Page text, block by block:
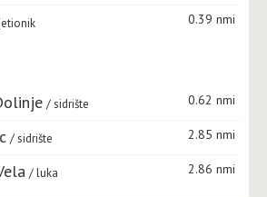
0.39 nmi
sidrište 0.62 nmi
sidrište 2.85 nmi
luka 2.86 nmi